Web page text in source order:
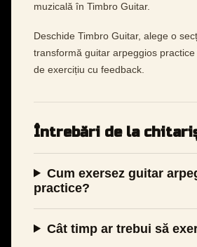
muzicală în Timbro Guitar.
Deschide Timbro Guitar, alege o
transformă guitar arpeggios
de exercițiu cu feedback.
Întrebări de la
Cum exersez guitar
practice?
Cât timp ar trebui să